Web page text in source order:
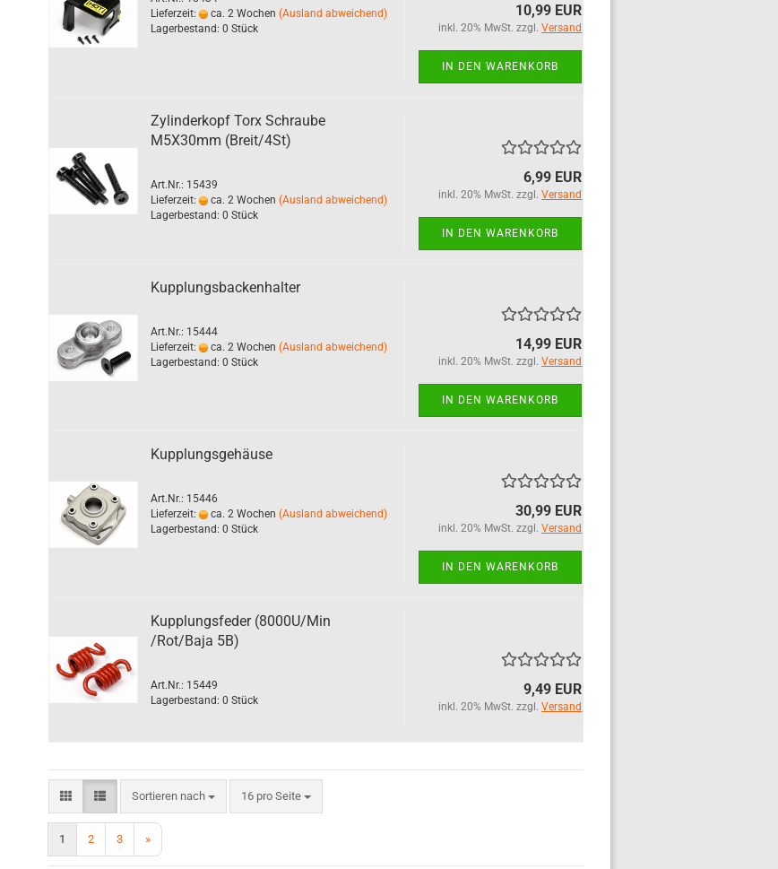
Lieferzeit:
ca. 2 Wochen (Ausland abweichend)
Lagerbestand: 0 Stück
10,99 EUR
inkl. 20% MwSt. zzgl.Versand
IN DEN WARENKORB
Zylinderkopf Torx Schraube
M5X30mm (Breit/4St)
Art.Nr.: 15439
Lieferzeit:
ca. 2 Wochen (Ausland abweichend)
Lagerbestand: 0 Stück
6,99 EUR
inkl. 20% MwSt. zzgl.Versand
IN DEN WARENKORB
Kupplungsbackenhalter
Art.Nr.: 15444
Lieferzeit:
ca. 2 Wochen (Ausland abweichend)
Lagerbestand: 0 Stück
14,99 EUR
inkl. 20% MwSt. zzgl.Versand
IN DEN WARENKORB
Kupplungsgehäuse
Art.Nr.: 15446
Lieferzeit:
ca. 2 Wochen (Ausland abweichend)
Lagerbestand: 0 Stück
30,99 EUR
inkl. 20% MwSt. zzgl.Versand
IN DEN WARENKORB
Kupplungsfeder (8000U/Min
/Rot/Baja 5B)
Art.Nr.: 15449
Lagerbestand: 0 Stück
9,49 EUR
inkl. 20% MwSt. zzgl.Versand
Sortieren nach
Sortieren nach 16 pro Seite
pro Seite
1 2 3 »